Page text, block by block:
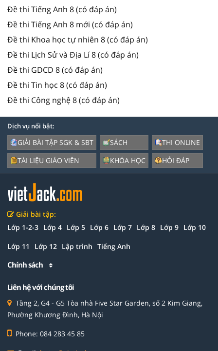
Đề thi Tiếng Anh 8 (có đáp án)
Đề thi Tiếng Anh 8 mới (có đáp án)
Đề thi Khoa học tự nhiên 8 (có đáp án)
Đề thi Lịch Sử và Địa Lí 8 (có đáp án)
Đề thi GDCD 8 (có đáp án)
Đề thi Tin học 8 (có đáp án)
Đề thi Công nghệ 8 (có đáp án)
Dịch vụ nổi bật:
GIẢI BÀI TẬP SGK & SBT
TÀI LIỆU GIÁO VIÊN
SÁCH
KHÓA HỌC
THI ONLINE
HỎI ĐÁP
Giải bài tập:
Lớp 1-2-3 Lớp 4 Lớp 5 Lớp 6 Lớp 7 Lớp 8 Lớp 9 Lớp 10
Lớp 11 Lớp 12 Lập trình Tiếng Anh
Chính sách
Liên hệ với chúng tôi
Tầng 2, G4 - G5 Tòa nhà Five Star Garden, số 2 Kim Giang,
Phường Khương Đình, Hà Nội
Phone: 084 283 45 85